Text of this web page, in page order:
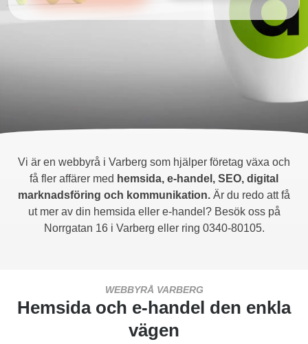
Vi är en webbyrå i Varberg som hjälper företag växa och
få fler affärer med hemsida, e-handel, SEO, digital
marknadsföring och kommunikation. Är du redo att få
ut mer av din hemsida eller e-handel? Besök oss på
Norrgatan 16 i Varberg eller ring 0340-80105.
WEBBYRÅ VARBERG
Hemsida och e-handel den enkla
vägen